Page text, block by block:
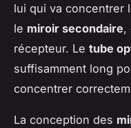
lui qui va concentrer
le miroir secondaire,
récepteur. Le tube
suffisamment long
concentrer
La conception des